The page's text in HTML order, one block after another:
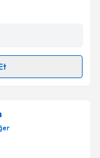
ilişkinAydınlatma
takvimi talebi
almanız için bir